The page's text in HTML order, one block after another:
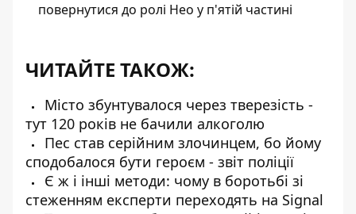
повернутися до ролі Нео у п'ятій частині
ЧИТАЙТЕ ТАКОЖ:
Місто збунтувалося через тверезість -
тут 120 років не бачили алкоголю
Пес став серійним злочинцем, бо йому
сподобалося бути героєм - звіт поліції
Є ж і інші методи: чому в боротьбі зі
стеженням експерти переходять на Signal